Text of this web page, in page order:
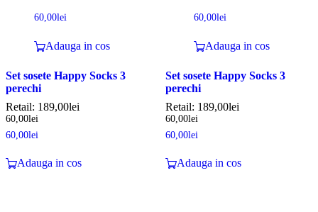
60,00lei
Adauga in cos
Set sosete Happy Socks 3
perechi
Retail: 189,00lei
60,00lei
60,00lei
Adauga in cos
60,00lei
Adauga in cos
Set sosete Happy Socks 3
perechi
Retail: 189,00lei
60,00lei
60,00lei
Adauga in cos